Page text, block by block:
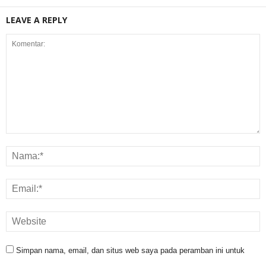
LEAVE A REPLY
Simpan nama, email, dan situs web saya pada peramban ini untuk